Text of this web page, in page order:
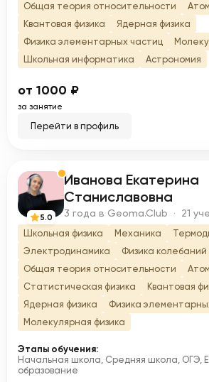
Общая теория относительности
Квантовая физика
Ядерная физика
Физика элементарных частиц
Школьная информатика
Астрономия
от 1000 ₽
за занятие
Перейти в профиль
И
5.0
Иванова Екатерина
Станиславовна
3 года в Geoma.Club · 21
Школьная физика Механика
Электродинамика
Физика колебаний
Общая теория относительности
Статистическая физика
Квантовая
Ядерная физика
Физика
Молекулярная физика
Этапы обучения:
Начальная школа, Средняя школа, ОГЭ,
образование